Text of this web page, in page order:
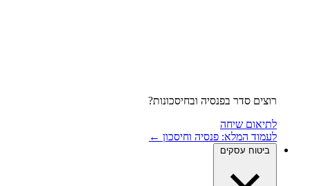
רוצים סדר בפנסיה ובחיסכונות?
לתיאום שיחה
לעמוד המלא: פנסיה וחיסכון ←
ביטוח עסקים